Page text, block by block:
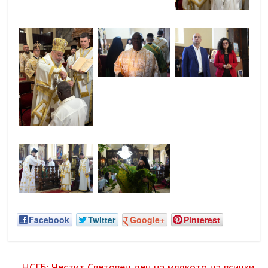
Facebook Twitter Google+ Pinterest